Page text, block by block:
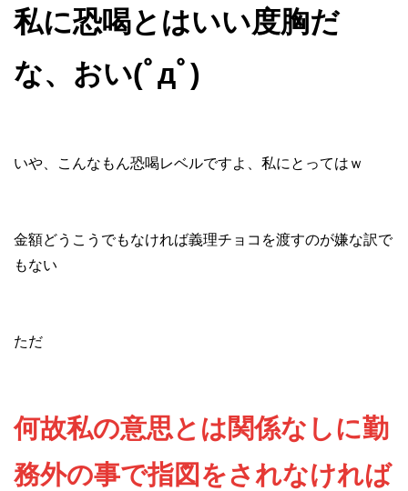
私に恐喝とはいい度胸だ
な、おい(ﾟдﾟ)
いや、こんなもん恐喝レベルですよ、私にとってはｗ
金額どうこうでもなければ義理チョコを渡すのが嫌な訳で
もない
ただ
何故私の意思とは関係なしに勤
務外の事で指図をされなければ